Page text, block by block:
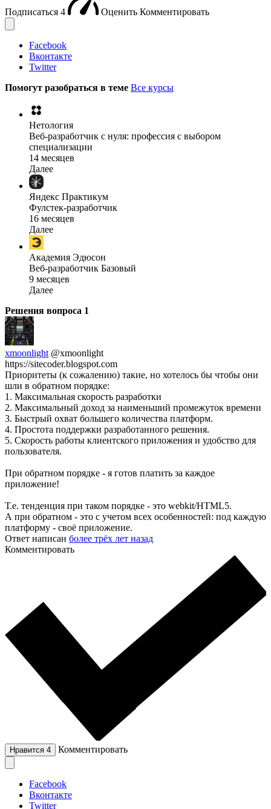
Подписаться 4 Оценить Комментировать
Facebook
Вконтакте
Twitter
Помогут разобраться в теме Все курсы
Нетология
Веб-разработчик с нуля: профессия с выбором
специализации
14 месяцев
Далее
Яндекс Практикум
Фулстек-разработчик
16 месяцев
Далее
Академия Эдюсон
Веб-разработчик Базовый
9 месяцев
Далее
Решения вопроса 1
xmoonlight @xmoonlight
https://sitecoder.blogspot.com
Приоритеты (к сожалению) такие, но хотелось бы чтобы они
шли в обратном порядке:
1. Максимальная скорость разработки
2. Максимальный доход за наименьший промежуток времени
3. Быстрый охват большего количества платформ.
4. Простота поддержки разработанного решения.
5. Скорость работы клиентского приложения и удобство для
пользователя.
При обратном порядке - я готов платить за каждое
приложение!
Т.е. тенденция при таком порядке - это webkit/HTML5.
А при обратном - это с учетом всех особенностей: под каждую
платформу - своё приложение.
Ответ написан более трёх лет назад
Комментировать
Нравится 4 Комментировать
Facebook
Вконтакте
Twitter